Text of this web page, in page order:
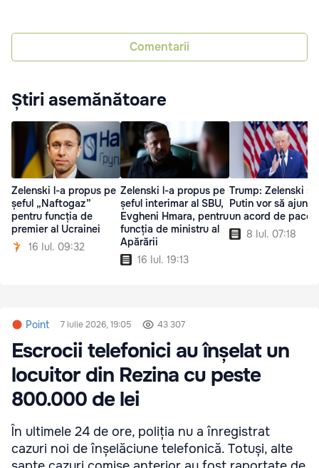
Comentarii
Știri asemănătoare
Zelenski l-a propus pe
șeful „Naftogaz”
pentru funcția de
premier al Ucrainei
16 Iul. 09:32
Zelenski l-a propus pe
șeful interimar al SBU,
Evgheni Hmara, pentru
funcția de ministru al
Apărării
16 Iul. 19:13
Trump: Zelenski și
Putin vor să
un acord de pace
8 Iul. 07:18
Point 7 iulie 2026, 19:05 43 307
Escrocii telefonici au înșelat un
locuitor din Rezina cu peste
800.000 de lei
În ultimele 24 de ore, poliția nu a înregistrat
cazuri noi de înșelăciune telefonică. Totuși, alte